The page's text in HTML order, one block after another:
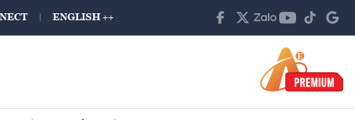
ENGLISH ++